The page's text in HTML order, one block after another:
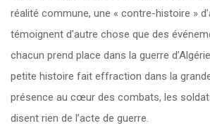
réalité commune, une « contre-histoire »
témoignent d’autre chose que des
chacun prend place dans la guerre
petite histoire fait effraction dans la
présence au cœur des combats, les
disent rien de l’acte de guerre.